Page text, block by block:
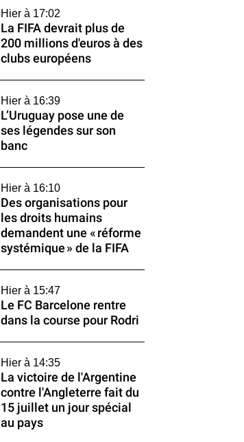
Hier à 17:02
La FIFA devrait plus de
200 millions d'euros à des
clubs européens
Hier à 16:39
L’Uruguay pose une de
ses légendes sur son
banc
Hier à 16:10
Des organisations pour
les droits humains
demandent une « réforme
systémique » de la FIFA
Hier à 15:47
Le FC Barcelone rentre
dans la course pour Rodri
Hier à 14:35
La victoire de l'Argentine
contre l'Angleterre fait du
15 juillet un jour spécial
au pays